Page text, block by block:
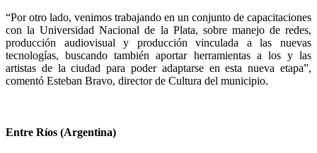
“Por otro lado, venimos trabajando en un conjunto de capacitaciones
con la Universidad Nacional de la Plata, sobre manejo de redes,
producción audiovisual y producción vinculada a las nuevas
tecnologías, buscando también aportar herramientas a los y las
artistas de la ciudad para poder adaptarse en esta nueva etapa”,
comentó Esteban Bravo, director de Cultura del municipio.
Entre Ríos (Argentina)